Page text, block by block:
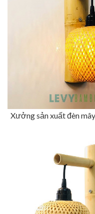
Xưởng sản xuất đèn